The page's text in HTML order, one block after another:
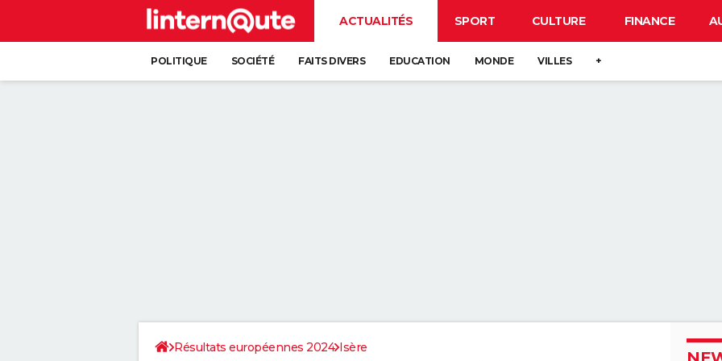
ACTUALITÉS SPORT CULTURE FINANCE
POLITIQUE SOCIÉTÉ FAITS DIVERS EDUCATION MONDE VILLES +
Résultats européennes 2024 Isère